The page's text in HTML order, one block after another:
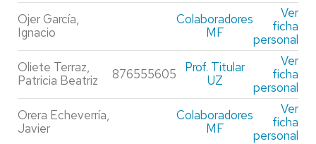
Ojer García,
Ignacio
Colaboradores
MF
Ver
ficha
personal
Oliete Terraz,
Patricia Beatriz
876555605
Prof. Titular
UZ
Ver
ficha
personal
Orera Echeverría,
Javier
Colaboradores
MF
Ver
ficha
personal